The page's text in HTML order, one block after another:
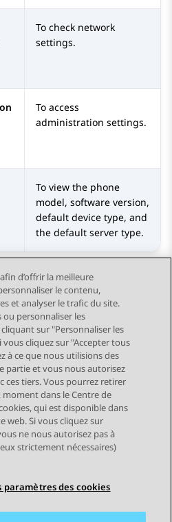
To check network
settings.
To access
administration settings.
To view the phone
model, software version,
default device type, and
the default server type.
Sujet suivant
d’offrir la meilleure
le contenu,
et analyser le trafic du site.
ou personnaliser les
sur "Personnaliser les
vous cliquez sur "Accepter tous
à ce que nous utilisions des
partie et vous nous autorisez
ces tiers. Vous pourrez retirer
dans le Centre de
qui est disponible dans
web. Si vous cliquez sur
ne nous autorisez pas à
strictement nécessaires)
paramètres des cookies